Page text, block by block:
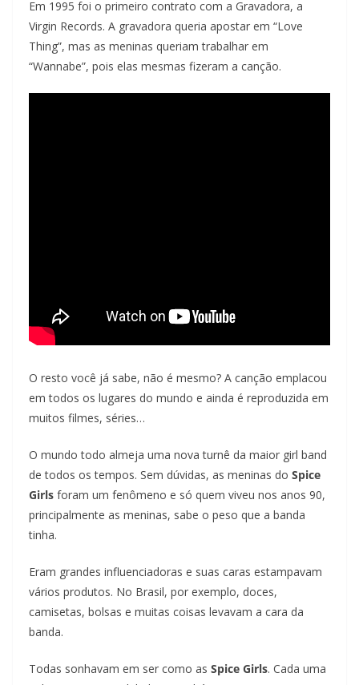
Em 1995 foi o primeiro contrato com a Gravadora, a
Virgin Records. A gravadora queria apostar em “Love
Thing”, mas as meninas queriam trabalhar em
“Wannabe”, pois elas mesmas fizeram a canção.
O resto você já sabe, não é mesmo? A canção emplacou
em todos os lugares do mundo e ainda é reproduzida em
muitos filmes, séries…
O mundo todo almeja uma nova turnê da maior girl band
de todos os tempos. Sem dúvidas, as meninas do Spice
Girls foram um fenômeno e só quem viveu nos anos 90,
principalmente as meninas, sabe o peso que a banda
tinha.
Eram grandes influenciadoras e suas caras estampavam
vários produtos. No Brasil, por exemplo, doces,
camisetas, bolsas e muitas coisas levavam a cara da
banda.
Todas sonhavam em ser como as Spice Girls. Cada uma